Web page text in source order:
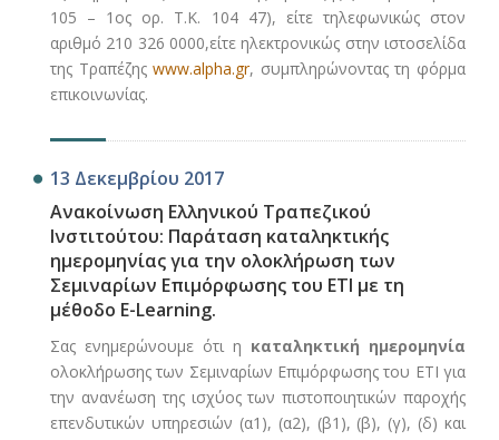
105 – 1ος ορ. T.K. 104 47), είτε τηλεφωνικώς στον
αριθμό 210 326 0000,είτε ηλεκτρονικώς στην ιστοσελίδα
της Τραπέζηςwww.alpha.gr, συμπληρώνοντας τη φόρμα
επικοινωνίας.
13 Δεκεμβρίου 2017
Ανακοίνωση Ελληνικού Τραπεζικού
Ινστιτούτου: Παράταση καταληκτικής
ημερομηνίας για την ολοκλήρωση των
Σεμιναρίων Επιμόρφωσης του ΕΤΙ με τη
μέθοδο E-Learning.
Σας ενημερώνουμε ότι η καταληκτική ημερομηνία
ολοκλήρωσης των Σεμιναρίων Επιμόρφωσης του ΕΤΙ για
την ανανέωση της ισχύος των πιστοποιητικών παροχής
επενδυτικών υπηρεσιών (α1), (α2), (β1), (β), (γ), (δ) και